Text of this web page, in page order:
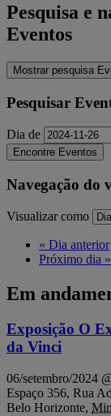
Pesquisa e
Eventos
Mostrar pesquisa
Pesquisar
Dia de
Navegação do
Visualizar como
« Dia anterior
Próximo dia »
Em
Exposição O
da Vinci
06/setembro/2024
Espaço 356, Rua
Belo Horizonte,